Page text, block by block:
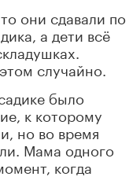
они сдавали по
а дети всё
случайно.
было
к которому
но во время
Мама одного
когда